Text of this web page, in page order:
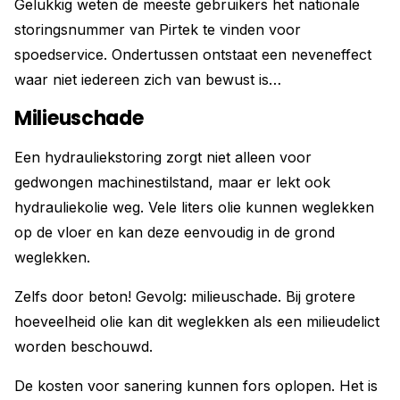
Gelukkig weten de meeste gebruikers het nationale
storingsnummer van Pirtek te vinden voor
spoedservice. Ondertussen ontstaat een neveneffect
waar niet iedereen zich van bewust is…
Milieuschade
Een hydrauliekstoring zorgt niet alleen voor
gedwongen machinestilstand, maar er lekt ook
hydrauliekolie weg. Vele liters olie kunnen weglekken
op de vloer en kan deze eenvoudig in de grond
weglekken.
Zelfs door beton! Gevolg: milieuschade. Bij grotere
hoeveelheid olie kan dit weglekken als een milieudelict
worden beschouwd.
De kosten voor sanering kunnen fors oplopen. Het is